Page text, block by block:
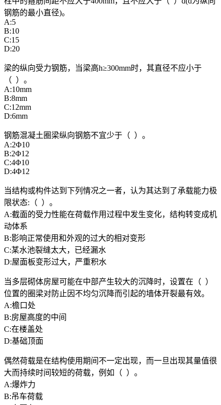
钢筋的最小直径)。
A:5
B:10
C:15
D:20
梁的纵向受力钢筋，当梁高h≥300mm时，其直径不应小于
（ ）。
A:10mm
B:8mm
C:12mm
D:6mm
钢筋混凝土圈梁纵向钢筋不宜少于（ ）。
A:2Φ10
B:2Φ12
C:4Φ10
D:4Φ12
当结构或构件达到下列情况之一者，认为其达到了承载能力极
限状态:（ ）。
A:截面的受力性能在荷载作用过程中发生变化，结构转变成机
动体系
B:影响正常使用和外观的过大的相对变形
C:某水池裂缝太大，已经漏水
D:屋面板变形过大，严重积水
当多层砌体房屋可能在中部产生较大的沉降时，设置在（ ）
位置的圈梁对防止因不均匀沉降而引起的墙体开裂最有效。
A:檐口处
B:房屋高度的中间
C:在楼盖处
D:基础顶面
偶然荷载是在结构使用期间不一定出现，而一旦出现其量值很
大而持续时间较短的荷载，例如（ ）。
A:爆炸力
B:吊车荷载